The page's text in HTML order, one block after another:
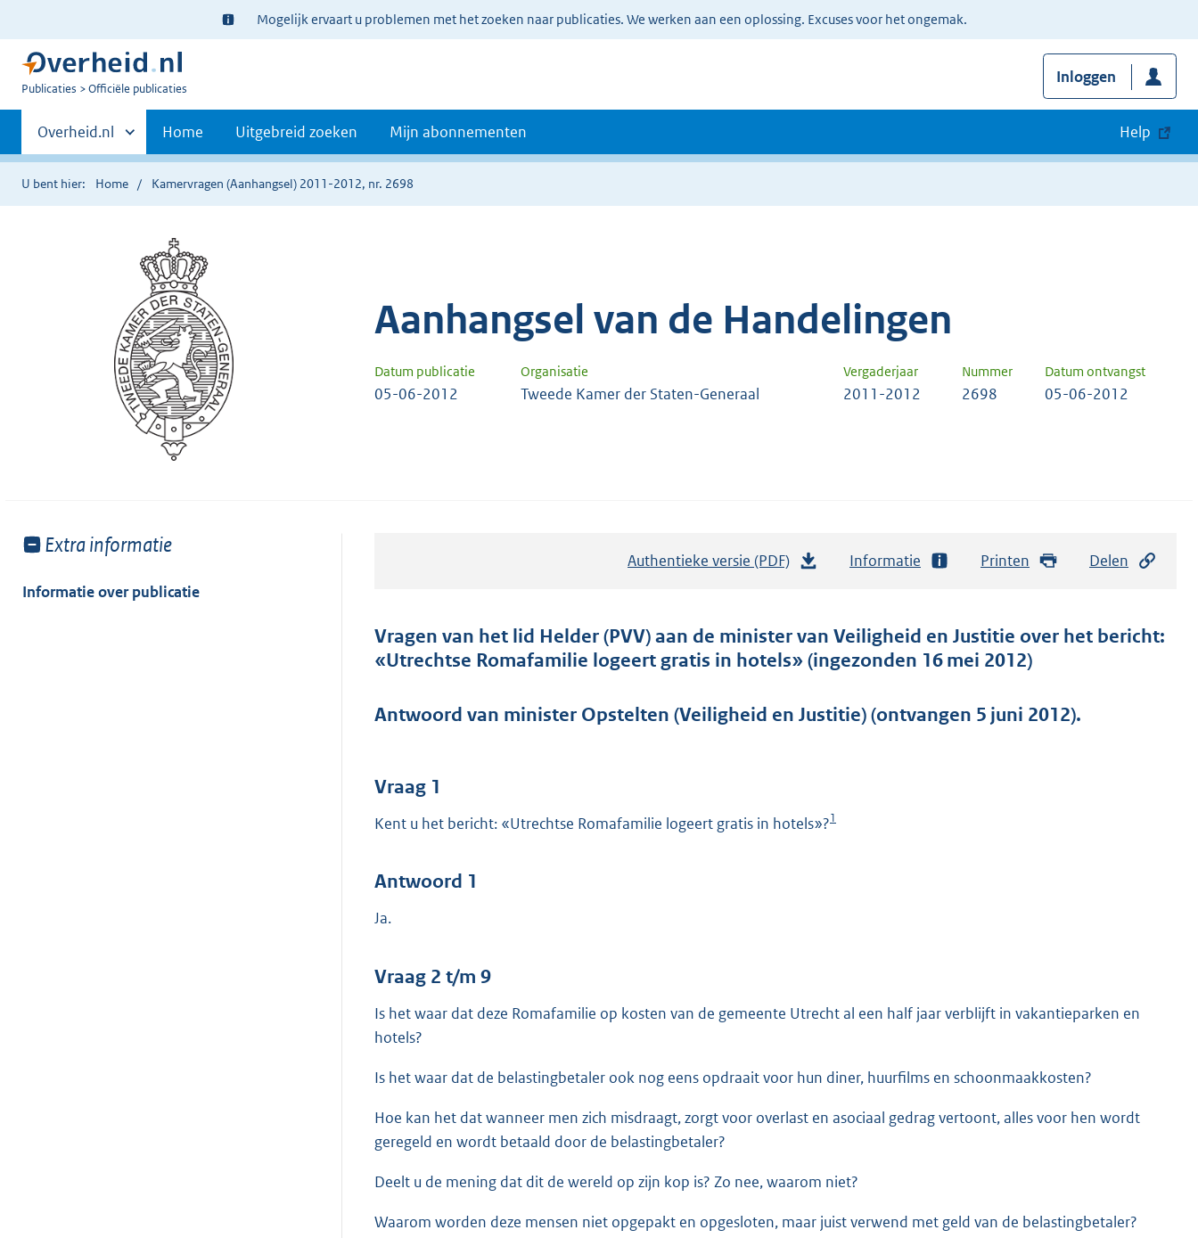
Ter
informatie:
Mogelijk ervaart u problemen met het zoeken naar publicaties. We werken aan een oplossing. Excuses voor het ongemak.
U
Publicaties Officiële publicaties
Inloggen
Primaire
navigatie
Andere
sites
binnen
Overheid.nl Home Uitgebreid zoeken Mijn abonnementen Help
U bent hier: Home Kamervragen (Aanhangsel) 2011-2012, nr. 2698
Aanhangsel van de Handelingen
Datum publicatie Organisatie Vergaderjaar Nummer Datum ontvangst
05-06-2012 Tweede Kamer der Staten-Generaal 2011-2012 2698 05-06-2012
Toon
van:
Extra informatie
Informatie over publicatie
Authentieke versie (PDF)
t
a
o
b
Informatie Printen Delen
Vragen van het lid Helder (PVV) aan de minister van Veiligheid en Justitie over het bericht:
«Utrechtse Romafamilie logeert gratis in hotels» (ingezonden 16 mei 2012)
Antwoord van minister Opstelten (Veiligheid en Justitie) (ontvangen 5 juni 2012).
Vraag 1
Kent u het bericht: «Utrechtse Romafamilie logeert gratis in hotels»?1
Antwoord 1
Ja.
Vraag 2 t/m 9
Is het waar dat deze Romafamilie op kosten van de gemeente Utrecht al een half jaar verblijft in vakantieparken en
hotels?
Is het waar dat de belastingbetaler ook nog eens opdraait voor hun diner, huurfilms en schoonmaakkosten?
Hoe kan het dat wanneer men zich misdraagt, zorgt voor overlast en asociaal gedrag vertoont, alles voor hen wordt
geregeld en wordt betaald door de belastingbetaler?
Deelt u de mening dat dit de wereld op zijn kop is? Zo nee, waarom niet?
Waarom worden deze mensen niet opgepakt en opgesloten, maar juist verwend met geld van de belastingbetaler?